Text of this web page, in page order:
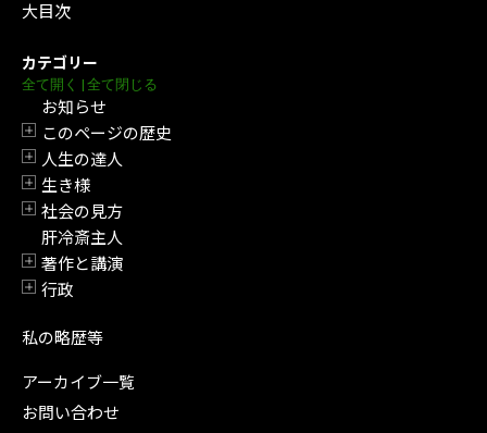
大目次
カテゴリー
全て開く | 全て閉じる
お知らせ
開閉
このページの歴史
開閉
人生の達人
開閉
生き様
開閉
社会の見方
肝冷斎主人
開閉
著作と講演
開閉
行政
私の略歴等
アーカイブ一覧
お問い合わせ